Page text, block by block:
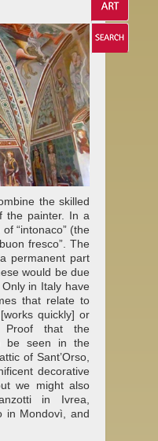
the skilled
the painter. In a
“intonaco” (the
fresco”. The
permanent part
would be due
in Italy have
that relate to
quickly] or
Proof that the
be seen in the
of Sant’Orso,
decorative
we might also
in Ivrea,
in Mondovì, and